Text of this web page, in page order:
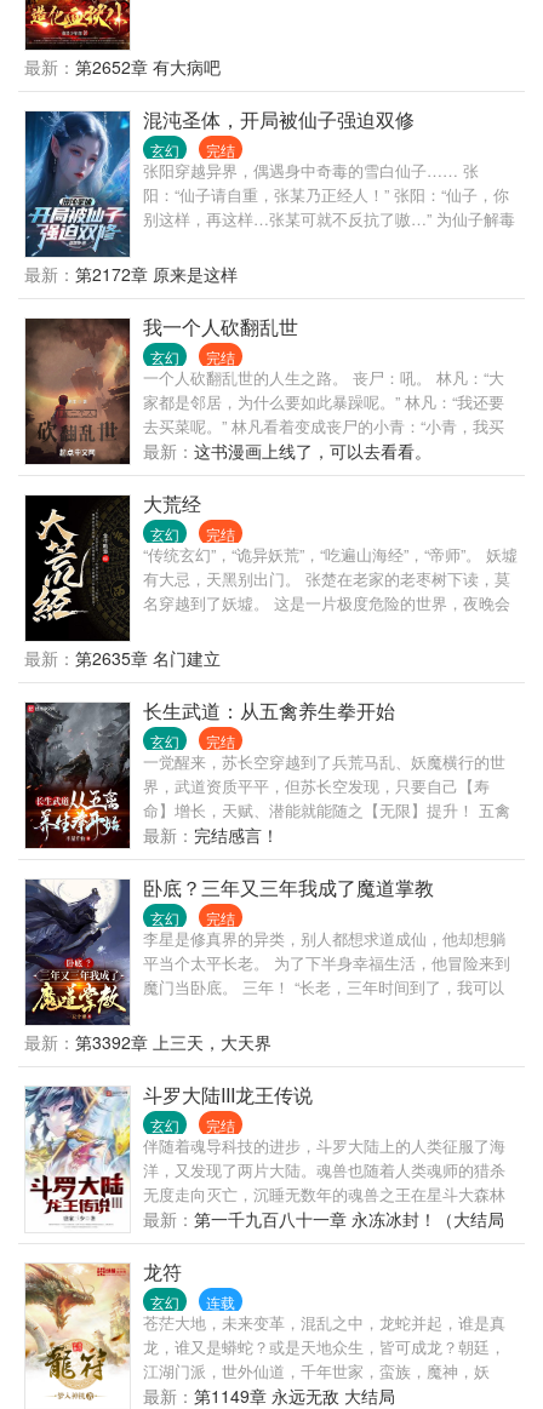
最新： 第2652章 有大病吧
混沌圣体，开局被仙子强迫双修
玄幻 完结
张阳穿越异界，偶遇身中奇毒的雪白仙子…… 张
阳：“仙子请自重，张某乃正经人！” 张阳：“仙子，你
别这样，再这样…张某可就不反抗了嗷…” 为仙子解毒
开启了他横推一切的无敌路！
最新： 第2172章 原来是这样
我一个人砍翻乱世
玄幻 完结
一个人砍翻乱世的人生之路。 丧尸：吼。 林凡：“大
家都是邻居，为什么要如此暴躁呢。” 林凡：“我还要
去买菜呢。” 林凡看着变成丧尸的小青：“小青，我买
了几瓶水，已经扫码了哦。” 林凡：“老板，我想结一
下工资。” 阳光小区，林凡生活的小区，无数逃难者，
蜂拥而至，寻求庇护。 我们要跟林凡学习，遵守法
律，打工赚钱，争取买房买车，在丧尸横行的城市
里，做一位优秀的市民。
最新： 这书漫画上线了，可以去看看。
大荒经
玄幻 完结
“传统玄幻”，“诡异妖荒”，“吃遍山海经”，“帝师”。 妖墟
有大忌，天黑别出门。 张楚在老家的老枣树下读，莫
名穿越到了妖墟。 这是一片极度危险的世界，夜晚会
本想做个普通的教书先生，平静的生活下去。 但很快
张楚发现，所有跟自己穿越过来的一切，竟然都有了
不得的秘密。 神秘的老枣树，化作了山海图，危险也
是机遇。 于是，张楚在平凡中崛起，身负山海图，吃
遍各种妖魔鬼怪，开启了一段杀妖，食妖的大帝之
路。 在人类的眼中，他是温润如玉的谦谦君子，他平
和，温雅，无数人族天才尊其为师，各路教祖视之为
友。 而在妖类的眼中，他是恶魔，是恶梦。 无数惊艳
的大妖，成为他的口粮。 无数妖怪听他的名，有一种
秘的世界，如画卷般展开。 无数妖魔鬼怪光怪陆离，
无数古老而神秘的物种复苏。 平禁区，踏葬地，镇万
族，开天路，抬手压万古……
最新： 第2635章 名门建立
长生武道：从五禽养生拳开始
玄幻 完结
一觉醒来，苏长空穿越到了兵荒马乱、妖魔横行的世
界，武道资质平平，但苏长空发现，只要自己【寿
命】增长，天赋、潜能就能随之【无限】提升！ 五禽
戏：模仿虎、鹿、熊、猿、鸟等动物，习之可强身健
体，身手敏捷，百病不生！ 龟息真定功：仿生气功，
如千年老龟呼吸吐纳，纳气久闭，延年益寿！ 天蚕神
功：天蚕九变，破茧成蝶，返老还童，打通生死玄
关，每次蜕变都是一次重生！ 修养生拳法，练长生之
气！长生路上多尸骸，苏长空走上了一条天地灭而我
不灭的长生武道！
最新： 完结感言！
卧底？三年又三年我成了魔道掌教
玄幻 完结
李星是修真界的异类，别人都想求道成仙，他却想躺
平当个太平长老。 为了下半身幸福生活，他冒险来到
魔门当卧底。 三年！ “长老，三年时间到了，我可以
继续提供情报！” 六年！ “长老，这里可比宗门升得快
多了，他们让我当真传弟子了，我可以回去了吗？”
“再等等，掌教不日将突破境界，需要你继续提供情
报！” 九年！ “长老，他们要让我当副宗主了，我能回
去了吗？” “呃，再等等，你的身份很重要，需要你继
续提供情报！” 十二年！ “长老，我现在是逆魔宗宗主
了！” “宗门现在很需要你，你可以回来了！” “长老，回
不去了！”
最新： 第3392章 上三天，大天界
斗罗大陆III龙王传说
玄幻 完结
伴随着魂导科技的进步，斗罗大陆上的人类征服了海
洋，又发现了两片大陆。魂兽也随着人类魂师的猎杀
无度走向灭亡，沉睡无数年的魂兽之王在星斗大森林
最后的净土苏醒，它要带领仅存的族人，向人类复
仇！唐舞麟立志要成为一名强大的魂师，可当武魂觉
醒时，苏醒的，却是……旷世之才，龙王之争，我们
的龙王传说，将由此开始。
最新： 第一千九百八十一章 永冻冰封！（大结局
附后记）1
龙符
玄幻 连载
苍茫大地，未来变革，混乱之中，龙蛇并起，谁是真
龙，谁又是蟒蛇？或是天地众生，皆可成龙？朝廷，
江湖门派，世外仙道，千年世家，蛮族，魔神，妖
族，上古巫道，千百势力，相互纠缠，因缘际会。
最新： 第1149章 永远无敌 大结局